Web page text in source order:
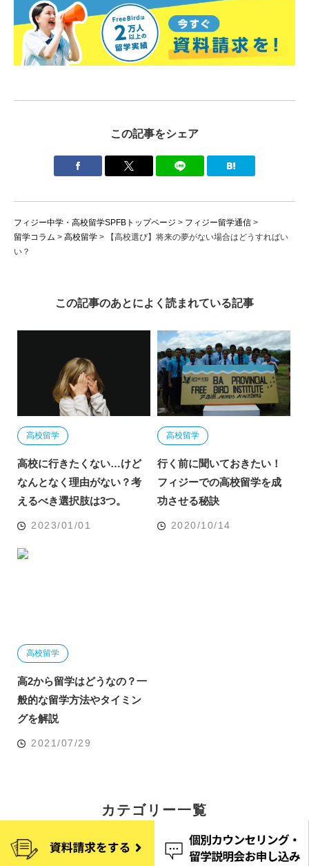
この記事をシェア
フィジー中学・高校留学SPFBトップページ > フィジー留学通信 >
留学コラム > 高校留学 >
【高校選び】将来の夢がない場合はどうすればい
い？
この記事のあとによく読まれている記事
高校留学
高校に行きたくない…けど
なんとなく理由がない？考
えるべき選択肢は3つ。
2023/01/01
高校留学
行く前に聞いておきたい！
フィジーでの高校留学を成
功させる秘訣
2020/10/14
高校留学
高2から留学はどうなの？一
般的な留学方法やタイミン
グを解説
2021/07/29
カテゴリー一覧